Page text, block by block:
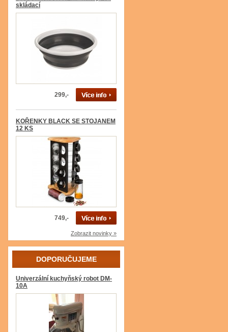
skládací
299,-
KOŘENKY BLACK SE STOJANEM
12 KS
749,-
Zobrazit novinky »
DOPORUČUJEME
Univerzální kuchyňský robot DM-
10A